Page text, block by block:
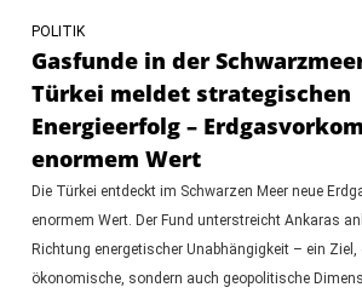
POLITIK
Gasfunde in der
Türkei meldet strategischen
Energieerfolg –
enormem Wert
Die Türkei entdeckt im Schwarzen Meer neue
enormem Wert. Der Fund unterstreicht Ankaras
Richtung energetischer Unabhängigkeit – ein
ökonomische, sondern auch geopolitische